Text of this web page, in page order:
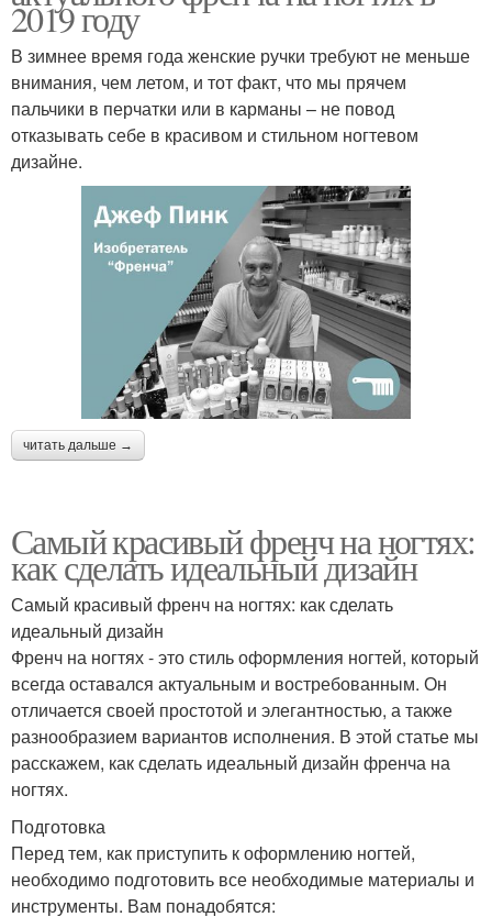
2019 году
В зимнее время года женские ручки требуют не меньше
внимания, чем летом, и тот факт, что мы прячем
пальчики в перчатки или в карманы – не повод
отказывать себе в красивом и стильном ногтевом
дизайне.
читать дальше →
Самый красивый френч на ногтях:
как сделать идеальный дизайн
Самый красивый френч на ногтях: как сделать
идеальный дизайн
Френч на ногтях - это стиль оформления ногтей, который
всегда оставался актуальным и востребованным. Он
отличается своей простотой и элегантностью, а также
разнообразием вариантов исполнения. В этой статье мы
расскажем, как сделать идеальный дизайн френча на
ногтях.
Подготовка
Перед тем, как приступить к оформлению ногтей,
необходимо подготовить все необходимые материалы и
инструменты. Вам понадобятся: